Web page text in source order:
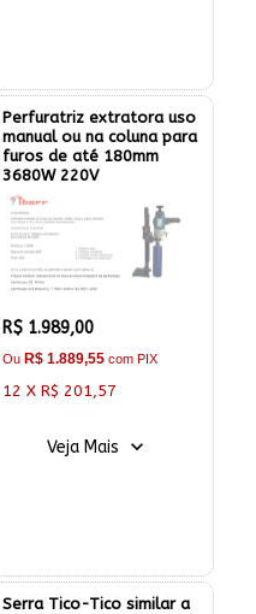
Perfuratriz extratora uso
manual ou na coluna para
furos de até 180mm
3680W 220V
R$ 1.989,00
Ou R$ 1.889,55com PIX
12 X R$ 201,57
Veja Mais
Serra Tico-Tico similar a